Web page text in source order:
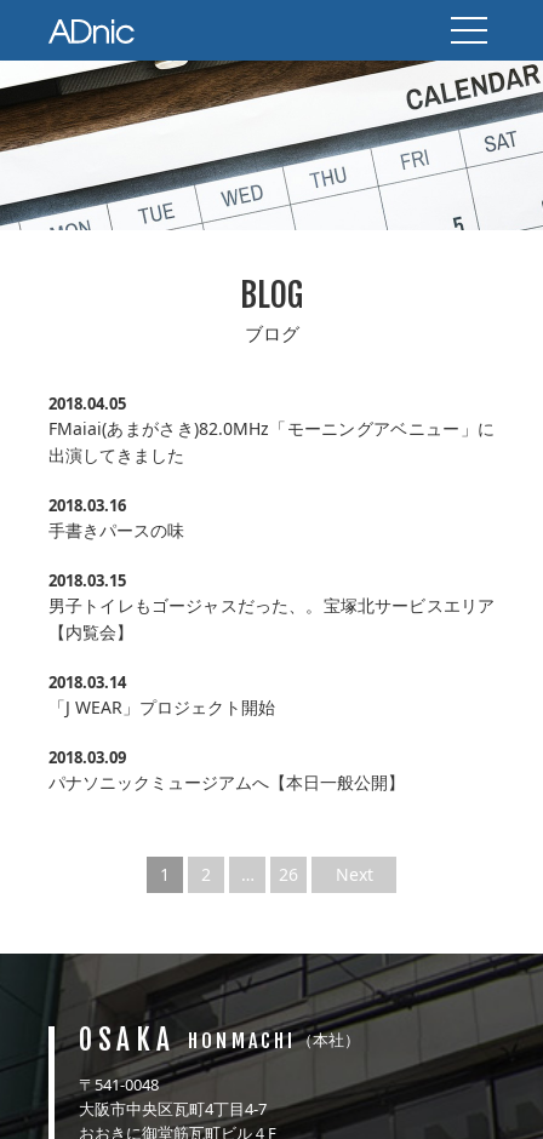
BLOG
ブログ
2018.04.05
FMaiai(あまがさき)82.0MHz「モーニングアベニュー」に
出演してきました
2018.03.16
手書きパースの味
2018.03.15
男子トイレもゴージャスだった、。宝塚北サービスエリア
【内覧会】
2018.03.14
「J WEAR」プロジェクト開始
2018.03.09
パナソニックミュージアムへ【本日一般公開】
1 2 … 26 Next
OSAKA HONMACHI（本社）
〒541-0048
大阪市中央区瓦町4丁目4-7
おおきに御堂筋瓦町ビル４F